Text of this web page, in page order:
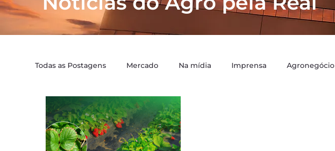
Todas as Postagens Mercado Na mídia Imprensa Agronegócio